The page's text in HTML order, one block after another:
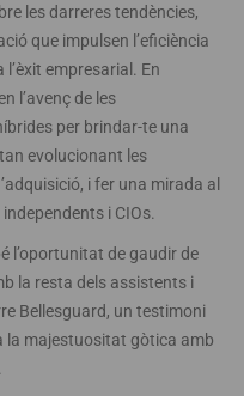
les darreres tendències,
que impulsen l’eficiència
empresarial. En
l’avenç de les
per brindar-te una
evolucionant les
i fer una mirada al
i CIOs.
l’oportunitat de gaudir de
la resta dels assistents i
Bellesguard, un testimoni
majestuositat gòtica amb